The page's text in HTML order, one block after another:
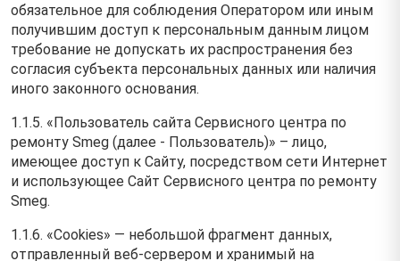
обязательное для соблюдения Оператором или иным
получившим доступ к персональным данным лицом
требование не допускать их распространения без
согласия субъекта персональных данных или наличия
иного законного основания.
1.1.5. «Пользователь сайта Сервисного центра по
ремонту Smeg (далее ‑ Пользователь)» – лицо,
имеющее доступ к Сайту, посредством сети Интернет
и использующее Сайт Сервисного центра по ремонту
Smeg.
1.1.6. «Cookies» — небольшой фрагмент данных,
отправленный веб-сервером и хранимый на